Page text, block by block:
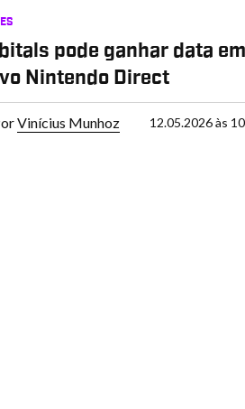
pode ganhar data
Nintendo Direct
Vinícius Munhoz 12.05.2026 às